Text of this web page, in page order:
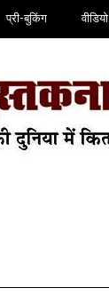
प्री-बुकिंग वीडियो